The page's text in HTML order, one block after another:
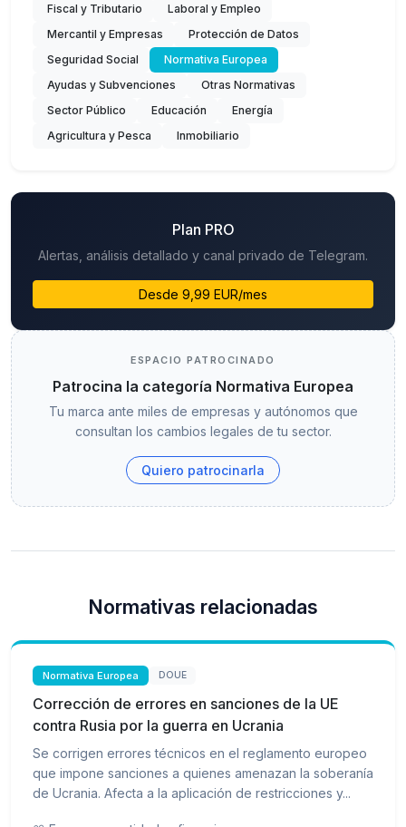
Fiscal y Tributario
Laboral y Empleo
Mercantil y Empresas
Protección de Datos
Seguridad Social
Normativa Europea
Ayudas y Subvenciones
Otras Normativas
Sector Público
Educación
Energía
Agricultura y Pesca
Inmobiliario
Plan PRO
Alertas, análisis detallado y canal privado de Telegram.
Desde 9,99 EUR/mes
ESPACIO PATROCINADO
Patrocina la categoría Normativa Europea
Tu marca ante miles de empresas y autónomos que
consultan los cambios legales de tu sector.
Quiero patrocinarla
Normativas relacionadas
Normativa Europea DOUE
Corrección de errores en sanciones de la UE
contra Rusia por la guerra en Ucrania
Se corrigen errores técnicos en el reglamento europeo
que impone sanciones a quienes amenazan la soberanía
de Ucrania. Afecta a la aplicación de restricciones y...